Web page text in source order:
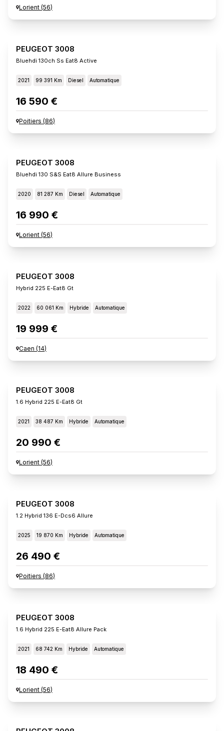
Lorient (56)
PEUGEOT 3008
Bluehdi 130ch Ss Eat8 Active
2021 99 391 Km Diesel Automatique
16 590 €
Poitiers (86)
PEUGEOT 3008
Bluehdi 130 S&s Eat8 Allure Business
2020 81 287 Km Diesel Automatique
16 990 €
Lorient (56)
PEUGEOT 3008
Hybrid 225 E-Eat8 Gt
2022 60 061 Km Hybride Automatique
19 999 €
Caen (14)
PEUGEOT 3008
1.6 Hybrid 225 E-Eat8 Gt
2021 38 487 Km Hybride Automatique
20 990 €
Lorient (56)
PEUGEOT 3008
1.2 Hybrid 136 E-Dcs6 Allure
2025 19 870 Km Hybride Automatique
26 490 €
Poitiers (86)
PEUGEOT 3008
1.6 Hybrid 225 E-Eat8 Allure Pack
2021 68 742 Km Hybride Automatique
18 490 €
Lorient (56)